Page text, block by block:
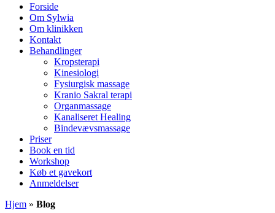
Menu
Forside
Om Sylwia
Om klinikken
Kontakt
Behandlinger
Kropsterapi
Kinesiologi
Fysiurgisk massage
Kranio Sakral terapi
Organmassage
Kanaliseret Healing
Bindevævsmassage
Priser
Book en tid
Workshop
Køb et gavekort
Anmeldelser
Hjem » Blog